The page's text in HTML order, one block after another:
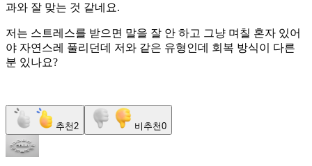
과와 잘 맞는 것 같네요.
저는 스트레스를 받으면 말을 잘 안 하고 그냥 며칠 혼자 있어
야 자연스레 풀리던데 저와 같은 유형인데 회복 방식이 다른
분 있나요?
추천 2 비추천0